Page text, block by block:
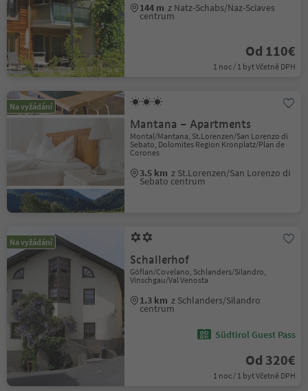
144 m z Natz-Schabs/Naz-Sciaves
centrum
Od 110€
1 noc / 1 byt Včetně DPH
Na vyžádání
Mantana – Apartments
Montal/Mantana, St.Lorenzen/San Lorenzo di
Sebato, Dolomites Region Kronplatz/Plan de
Corones
3.5 km z St.Lorenzen/San Lorenzo di
Sebato centrum
Na vyžádání
Schallerhof
Göflan/Covelano, Schlanders/Silandro,
Vinschgau/Val Venosta
1.3 km z Schlanders/Silandro
centrum
Südtirol Guest Pass
Od 320€
1 noc / 1 byt Včetně DPH